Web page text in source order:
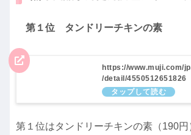
第１位 タンドリーチキンの素
https://www.muji.com/
/detail/4550512651826
第１位はタンドリーチキンの素（190円